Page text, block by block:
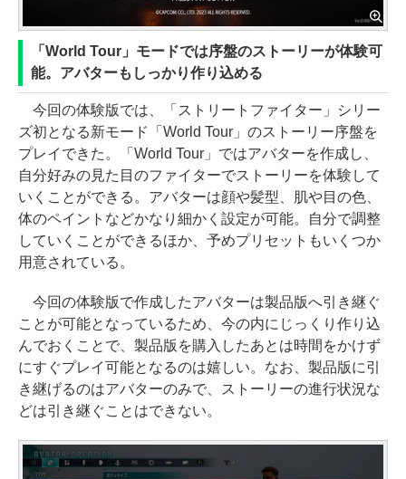
「World Tour」モードでは序盤のストーリーが体験可
能。アバターもしっかり作り込める
今回の体験版では、「ストリートファイター」シリー
ズ初となる新モード「World Tour」のストーリー序盤を
プレイできた。「World Tour」ではアバターを作成し、
自分好みの見た目のファイターでストーリーを体験して
いくことができる。アバターは顔や髪型、肌や目の色、
体のペイントなどかなり細かく設定が可能。自分で調整
していくことができるほか、予めプリセットもいくつか
用意されている。
今回の体験版で作成したアバターは製品版へ引き継ぐ
ことが可能となっているため、今の内にじっくり作り込
んでおくことで、製品版を購入したあとは時間をかけず
にすぐプレイ可能となるのは嬉しい。なお、製品版に引
き継げるのはアバターのみで、ストーリーの進行状況な
どは引き継ぐことはできない。